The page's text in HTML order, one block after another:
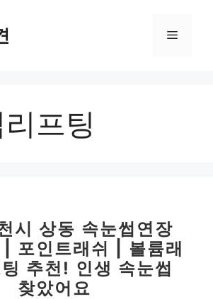
메
프팅
시 상동 속눈썹연장
포인트래쉬 | 볼륨래
추천! 인생 속눈썹
찾았어요